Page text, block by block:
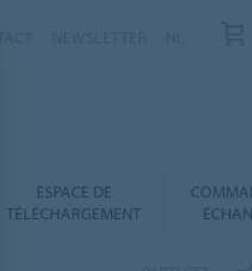
ESPACE DE
TÉLÉCHARGEMENT